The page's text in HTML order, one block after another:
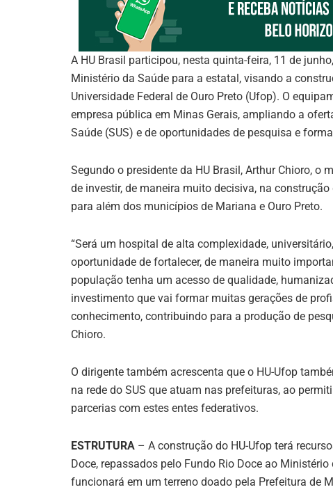
A HU Brasil participou, nesta quinta-feira, 11 de
Ministério da Saúde para a estatal, visando a
Universidade Federal de Ouro Preto (Ufop). O
empresa pública em Minas Gerais, ampliando a
Saúde (SUS) e de oportunidades de pesquisa e
Segundo o presidente da HU Brasil, Arthur Chioro, o
de investir, de maneira muito decisiva, na
para além dos municípios de Mariana e Ouro Preto.
“Será um hospital de alta complexidade,
oportunidade de fortalecer, de maneira muito
população tenha um acesso de qualidade,
investimento que vai formar muitas gerações de
conhecimento, contribuindo para a produção de
Chioro.
O dirigente também acrescenta que o HU-Ufop
na rede do SUS que atuam nas prefeituras, ao
parcerias com estes entes federativos.
ESTRUTURA – A construção do HU-Ufop terá
Doce, repassados pelo Fundo Rio Doce ao
funcionará em um terreno doado pela Prefeitura de